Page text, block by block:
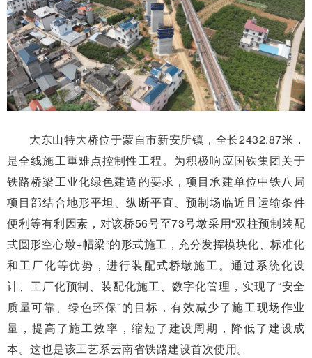
大东山特大桥位于蒙自市新安所镇，全长2432.87米，
是全线施工重难点控制性工程。为积极响应国铁集团关于
铁路桥梁工业化绿色建造的要求，项目承建单位中铁八局
项目部结合地形平坦、纵断平直、预制场临近且运输条件
便利等有利因素，对该桥56号至73号墩采用“双柱预制装配
式圆形空心墩+帽梁”的形式施工，充分发挥模块化、标准化
和工厂化等优势，进行装配式桥墩施工。通过系统化设
计、工厂化预制、装配化施工、数字化管理，实现了“安全
质量可靠、绿色环保”的目标，有效减少了施工现场作业
量，提高了施工效率，缩短了建设周期，降低了建设成
本。这也是该工艺系云南省铁路建设首次使用。